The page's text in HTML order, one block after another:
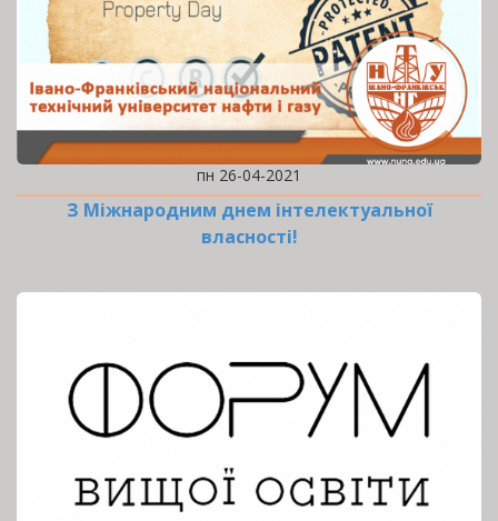
пн 26-04-2021
З Міжнародним днем інтелектуальної
власності!